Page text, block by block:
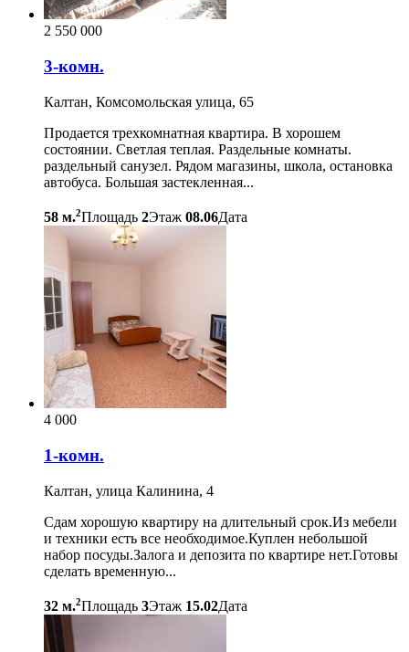
2 550 000
3-комн.
Калтан, Комсомольская улица, 65
Продается трехкомнатная квартира. В хорошем
состоянии. Светлая теплая. Раздельные комнаты.
раздельный санузел. Рядом магазины, школа, остановка
автобуса. Большая застекленная...
58 м.2Площадь 2Этаж 08.06Дата
4 000
1-комн.
Калтан, улица Калинина, 4
Сдам хорошую квартиру на длительный срок.Из мебели
и техники есть все необходимое.Куплен небольшой
набор посуды.Залога и депозита по квартире нет.Готовы
сделать временную...
32 м.2Площадь 3Этаж 15.02Дата